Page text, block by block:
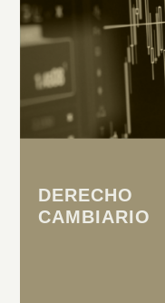
DERECHO
CAMBIARIO